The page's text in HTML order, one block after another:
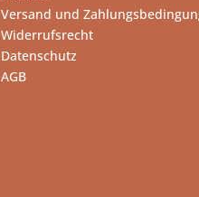
Versand und
Widerrufsrecht
Datenschutz
AGB